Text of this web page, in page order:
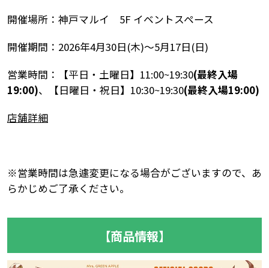
開催場所：神戸マルイ 5F イベントスペース
開催期間：2026年4月30日(木)～5月17日(日)
営業時間：【平日・土曜日】11:00~19:30(最終入場
19:00)、【日曜日・祝日】10:30~19:30(最終入場19:00)
店舗詳細
※営業時間は急遽変更になる場合がございますので、あ
らかじめご了承ください。
【商品情報】